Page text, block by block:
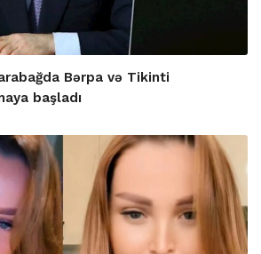
Bərpa və Tikinti
başladı